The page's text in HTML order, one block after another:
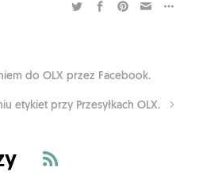
do OLX przez Facebook.
etykiet przy Przesyłkach OLX.